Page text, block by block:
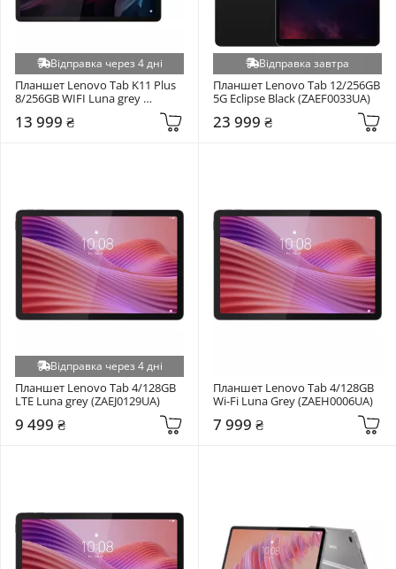
Відправка через 4 дні
Планшет Lenovo Tab K11 Plus
8/256GB WIFI Luna grey
13 999 ₴
Відправка завтра
Планшет Lenovo Tab 12/256GB
5G Eclipse Black (ZAEF0033UA)
23 999 ₴
Відправка через 4 дні
Планшет Lenovo Tab 4/128GB
LTE Luna grey (ZAEJ0129UA)
9 499 ₴
Планшет Lenovo Tab 4/128GB
Wi-Fi Luna Grey (ZAEH0006UA)
7 999 ₴